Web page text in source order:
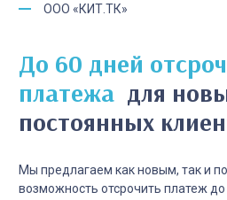
ООО «КИТ.ТК»
До 60 дней отсрочка
платежа для
постоянных
Мы предлагаем как новым, так и
возможность отсрочить платеж до